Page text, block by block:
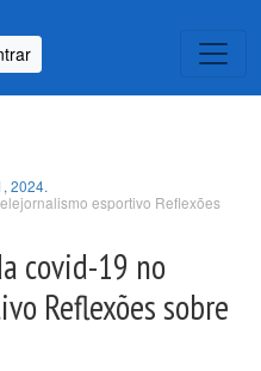
2024.
esportivo Reflexões
covid-19 no
Reflexões sobre